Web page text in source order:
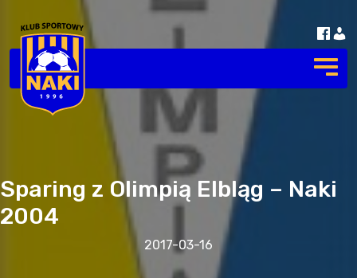
Sparing z Olimpią Elbląg – Naki
2004
2017-03-16